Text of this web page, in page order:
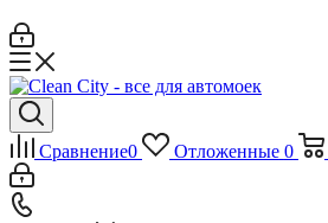
Сравнение0 Отложенные 0